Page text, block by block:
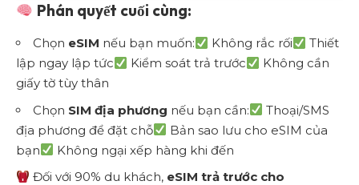
Phán quyết cuối cùng:
Chọn eSIM nếu bạn muốn: Không rắc rối
Thiết
lập ngay lập tức
Kiểm soát trả trước
Không cần
giấy tờ tùy thân
Chọn SIM địa phương nếu bạn cần:
Thoại/SMS
địa phương để đặt chỗ
Bản sao lưu cho eSIM của
bạn
Không ngại xếp hàng khi đến
Đối với 90% du khách, eSIM trả trước cho